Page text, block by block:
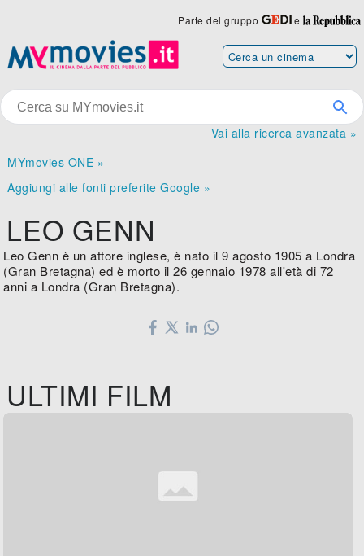
Parte del gruppo e
Vai alla ricerca avanzata »
MYmovies ONE »
Aggiungi alle fonti preferite Google »
LEO GENN
Leo Genn è un attore inglese, è nato il 9 agosto 1905 a Londra
(Gran Bretagna) ed è morto il 26 gennaio 1978 all'età di 72
anni a Londra (Gran Bretagna).
ULTIMI FILM